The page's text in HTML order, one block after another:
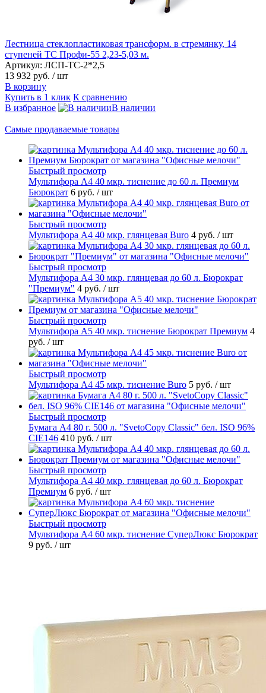
Лестница стеклопластиковая трансформ. в стремянку, 14
ступеней ТС Профи-55 2,23-5,03 м.
Артикул: ЛСП-ТС-2*2,5
13 932 руб. / шт
В корзину
Купить в 1 клик К сравнению
В избранное
В наличии
Самые продаваемые товары
Быстрый просмотр
Мультифора А4 40 мкр. тиснение до 60 л. Премиум
Бюрократ 6 руб. / шт
Быстрый просмотр
Мультифора А4 40 мкр. глянцевая Buro 4 руб. / шт
Быстрый просмотр
Мультифора А4 30 мкр. глянцевая до 60 л. Бюрократ
"Премиум" 4 руб. / шт
Быстрый просмотр
Мультифора А5 40 мкр. тиснение Бюрократ Премиум 4
руб. / шт
Быстрый просмотр
Мультифора А4 45 мкр. тиснение Buro 5 руб. / шт
Быстрый просмотр
Бумага А4 80 г. 500 л. "SvetoCopy Classic" бел. ISO 96%
CIE146 410 руб. / шт
Быстрый просмотр
Мультифора А4 40 мкр. глянцевая до 60 л. Бюрократ
Премиум 6 руб. / шт
Быстрый просмотр
Мультифора А4 60 мкр. тиснение СуперЛюкс Бюрократ
9 руб. / шт